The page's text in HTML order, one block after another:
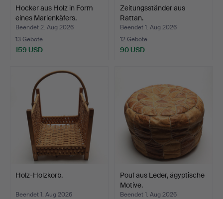
Hocker aus Holz in Form
eines Marienkäfers.
Beendet 2. Aug 2026
13 Gebote
159 USD
Zeitungsständer aus
Rattan.
Beendet 1. Aug 2026
12 Gebote
90 USD
Holz-Holzkorb.
Beendet 1. Aug 2026
Pouf aus Leder, ägyptische
Motive.
Beendet 1. Aug 2026